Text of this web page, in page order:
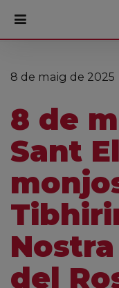
PORTADA
Fundació
Visita'ns
Ofrenes
8 de maig de 2025
8 de
Sant
del